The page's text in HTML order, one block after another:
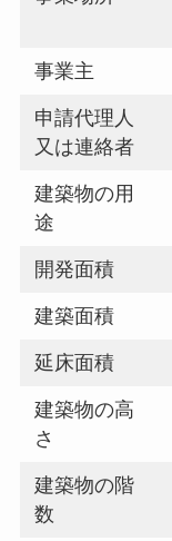
事業主
申請代理人
又は連絡者
建築物の用
途
開発面積
建築面積
延床面積
建築物の高
さ
建築物の階
数